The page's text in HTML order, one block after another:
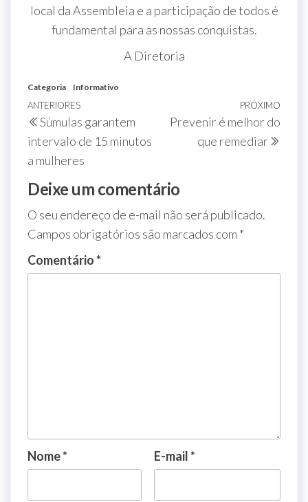
local da Assembleia e a participação de todos é
fundamental para as nossas conquistas.
A Diretoria
Categoria Informativo
ANTERIORES
Súmulas garantem
intervalo de 15 minutos
a mulheres
PRÓXIMO
Prevenir é melhor do
que remediar
Deixe um comentário
O seu endereço de e-mail não será publicado.
Campos obrigatórios são marcados com *
Comentário*
Nome* E-mail*